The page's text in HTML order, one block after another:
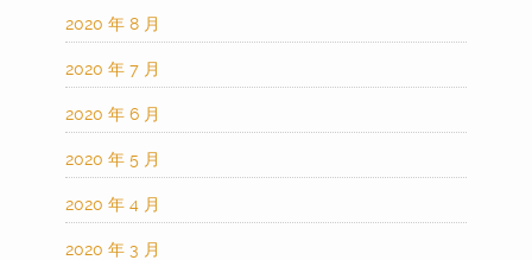
2020 年 8 月
2020 年 7 月
2020 年 6 月
2020 年 5 月
2020 年 4 月
2020 年 3 月